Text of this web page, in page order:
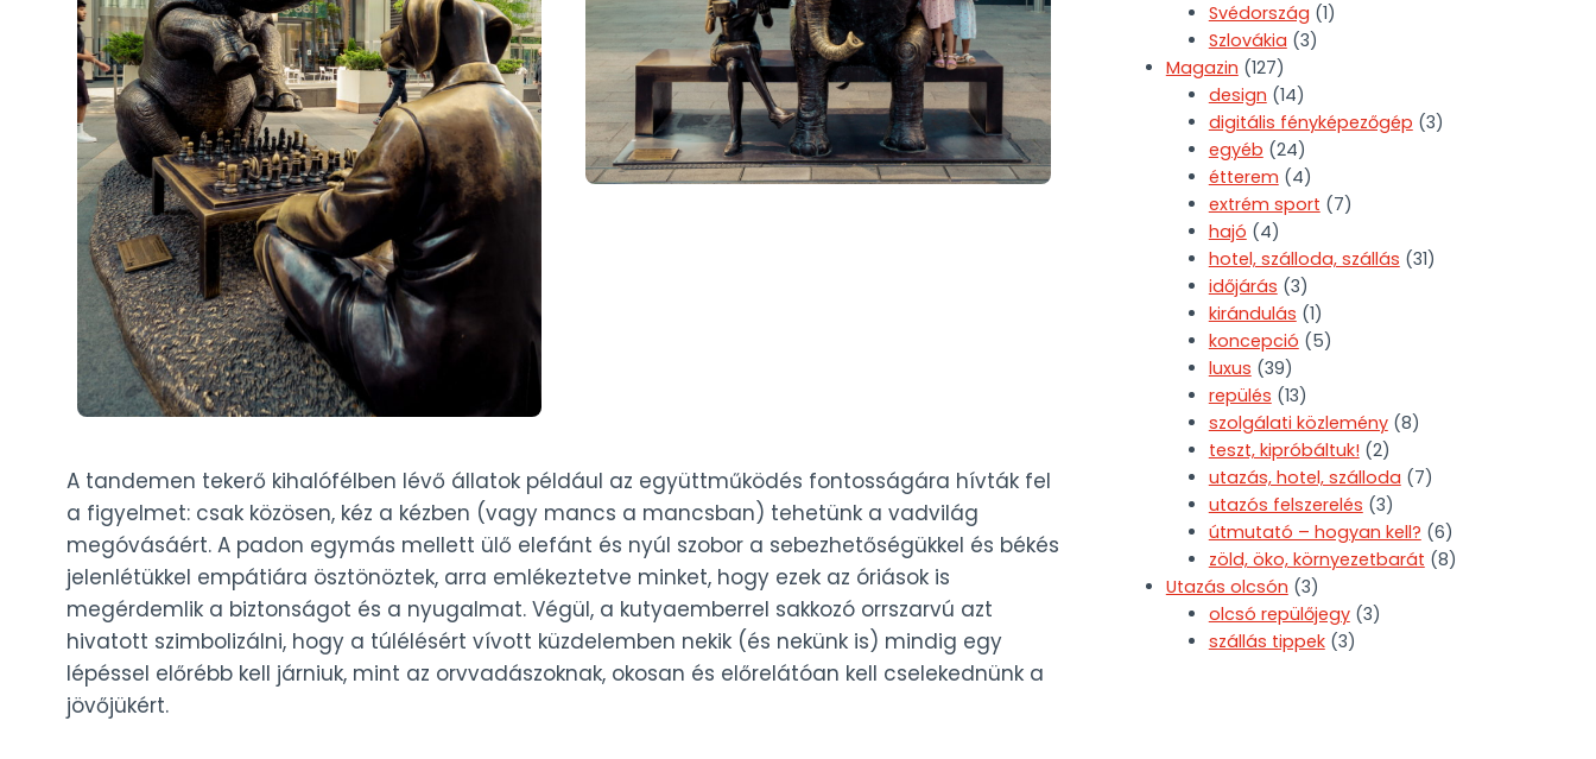
A tandemen tekerő kihalófélben lévő állatok például az együttműködés fontosságára hívták fel
a figyelmet: csak közösen, kéz a kézben (vagy mancs a mancsban) tehetünk a vadvilág
megóvásáért. A padon egymás mellett ülő elefánt és nyúl szobor a sebezhetőségükkel és békés
jelenlétükkel empátiára ösztönöztek, arra emlékeztetve minket, hogy ezek az óriások is
megérdemlik a biztonságot és a nyugalmat. Végül, a kutyaemberrel sakkozó orrszarvú azt
hivatott szimbolizálni, hogy a túlélésért vívott küzdelemben nekik (és nekünk is) mindig egy
lépéssel előrébb kell járniuk, mint az orvvadászoknak, okosan és előrelátóan kell cselekednünk a
jövőjükért.
Svédország (1)
Szlovákia (3)
Magazin (127)
design (14)
digitális fényképezőgép (3)
egyéb (24)
étterem (4)
extrém sport (7)
hajó (4)
hotel, szálloda, szállás (31)
időjárás (3)
kirándulás (1)
koncepció (5)
luxus (39)
repülés (13)
szolgálati közlemény(8)
teszt, kipróbáltuk! (2)
utazás, hotel, szálloda (7)
utazós felszerelés (3)
útmutató – hogyan kell? (6)
zöld, öko, környezetbarát (8)
Utazás olcsón (3)
olcsó repülőjegy(3)
szállás tippek(3)